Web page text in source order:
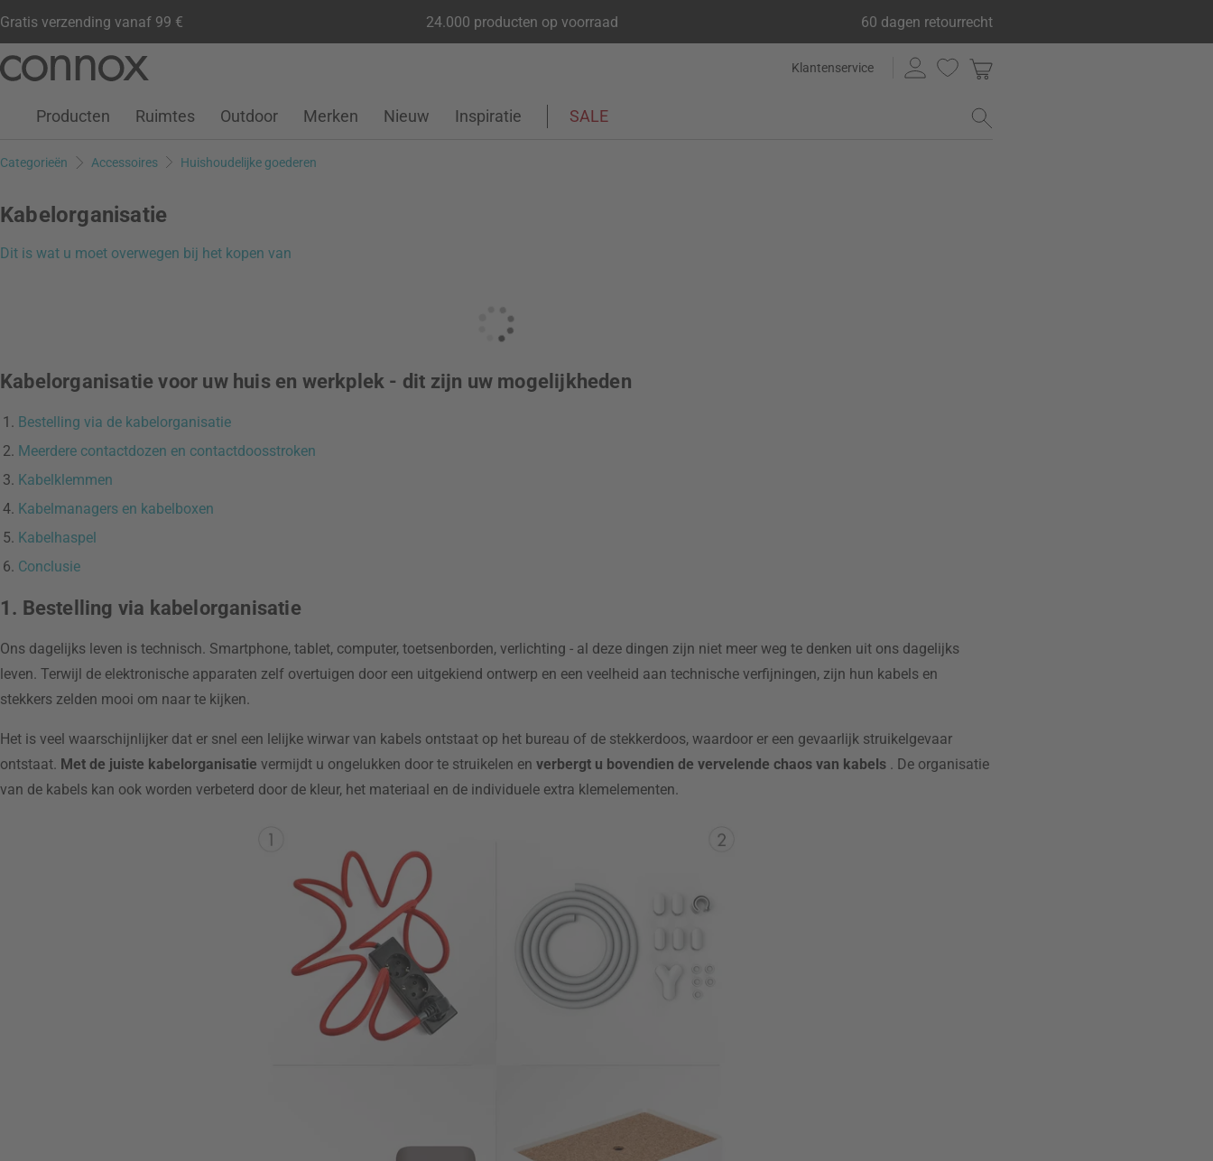
Gratis verzending vanaf 99 € 24.000 producten op voorraad 60 dagen retourrecht
pagina-
zoeken
Klantenservice
Klantenaccount
Verlanglijstje
Warenkorb
Producten Ruimtes Outdoor Merken Nieuw Inspiratie SALE
Categorieën Accessoires Huishoudelijke goederen
Kabelorganisatie
Dit is wat u moet overwegen bij het kopen van
Kabelorganisatie voor uw huis en werkplek - dit zijn uw mogelijkheden
Bestelling via de kabelorganisatie
Meerdere contactdozen en contactdoosstroken
Kabelklemmen
Kabelmanagers en kabelboxen
Kabelhaspel
Conclusie
1. Bestelling via kabelorganisatie
Ons dagelijks leven is technisch. Smartphone, tablet, computer, toetsenborden, verlichting - al deze dingen zijn niet meer weg te denken uit ons dagelijks
leven. Terwijl de elektronische apparaten zelf overtuigen door een uitgekiend ontwerp en een veelheid aan technische verfijningen, zijn hun kabels en
stekkers zelden mooi om naar te kijken.
Het is veel waarschijnlijker dat er snel een lelijke wirwar van kabels ontstaat op het bureau of de stekkerdoos, waardoor er een gevaarlijk struikelgevaar
ontstaat. Met de juiste kabelorganisatie vermijdt u ongelukken door te struikelen en verbergt u bovendien de vervelende chaos van kabels . De organisatie
van de kabels kan ook worden verbeterd door de kleur, het materiaal en de individuele extra klemelementen.